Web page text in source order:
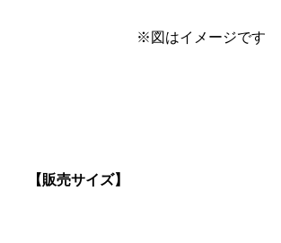
※図はイメージです
【販売サイズ】